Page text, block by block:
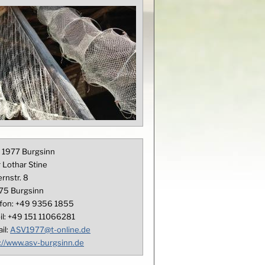
1977 Burgsinn
Lothar Stine
8
Burgsinn
+49 9356 1855
+49 151 11066281
ASV1977@t-online.de
www.asv-burgsinn.de